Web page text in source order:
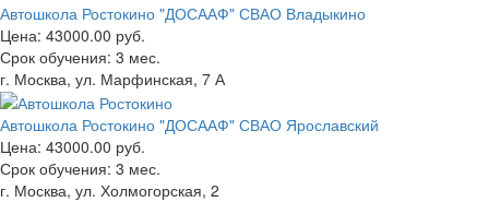
Автошкола Ростокино "ДОСААФ" СВАО Владыкино
Цена: 43000.00 руб.
Срок обучения: 3 мес.
г. Москва, ул. Марфинская, 7 А
Автошкола Ростокино "ДОСААФ" СВАО Ярославский
Цена: 43000.00 руб.
Срок обучения: 3 мес.
г. Москва, ул. Холмогорская, 2